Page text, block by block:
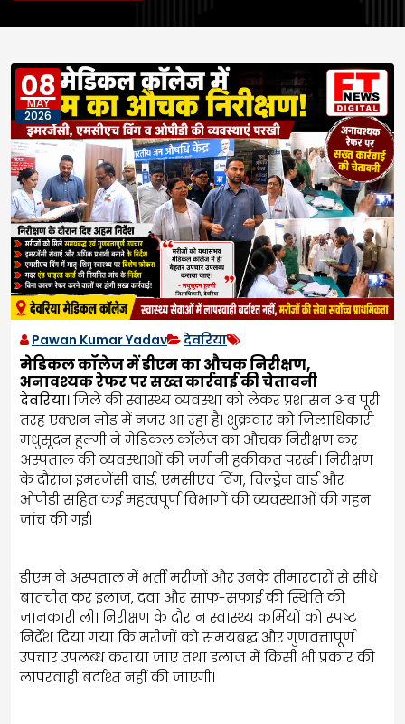
08
MAY
2026
Pawan Kumar Yadav देवरिया
मेडिकल कॉलेज में डीएम का औचक निरीक्षण,
अनावश्यक रेफर पर सख्त कार्रवाई की चेतावनी
देवरिया।जिले की स्वास्थ्य व्यवस्था को लेकर प्रशासन अब पूरी
तरह एक्शन मोड में नजर आ रहा है। शुक्रवार को जिलाधिकारी
मधुसूदन हुल्गी ने मेडिकल कॉलेज का औचक निरीक्षण कर
अस्पताल की व्यवस्थाओं की जमीनी हकीकत परखी। निरीक्षण
के दौरान इमरजेंसी वार्ड, एमसीएच विंग, चिल्ड्रेन वार्ड और
ओपीडी सहित कई महत्वपूर्ण विभागों की व्यवस्थाओं की गहन
जांच की गई।
डीएम ने अस्पताल में भर्ती मरीजों और उनके तीमारदारों से सीधे
बातचीत कर इलाज, दवा और साफ-सफाई की स्थिति की
जानकारी ली। निरीक्षण के दौरान स्वास्थ्य कर्मियों को स्पष्ट
निर्देश दिया गया कि मरीजों को समयबद्ध और गुणवत्तापूर्ण
उपचार उपलब्ध कराया जाए तथा इलाज में किसी भी प्रकार की
लापरवाही बर्दाश्त नहीं की जाएगी।